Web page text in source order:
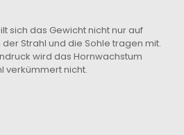
sich das Gewicht nicht nur auf
Strahl und die Sohle tragen mit.
wird das Hornwachstum
verkümmert nicht.